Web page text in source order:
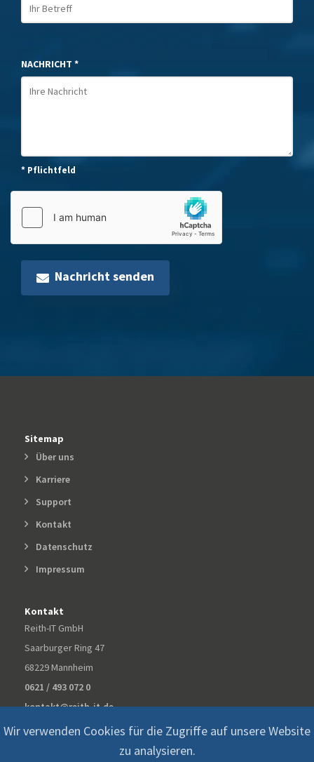
NACHRICHT *
* Pflichtfeld
Nachricht senden
Sitemap
Über uns
Karriere
Support
Kontakt
Datenschutz
Impressum
Kontakt
Reith-IT GmbH
Saarburger Ring 47
68229 Mannheim
0621 / 493 072 0
kontakt@reith-it.de
Wir verwenden Cookies für die Zugriffe auf unsere Website
zu analysieren.